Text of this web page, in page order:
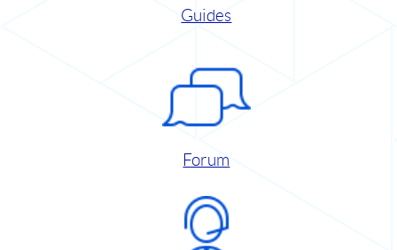
Guides
Forum